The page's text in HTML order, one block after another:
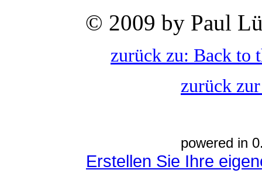
© 2009 by Paul
zurück zu: Back to
zurück
powered in
Erstellen Sie Ihre